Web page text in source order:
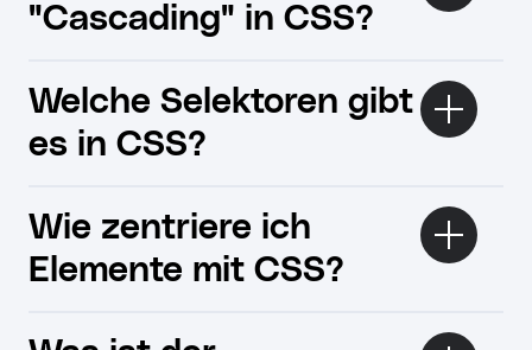
"Cascading" in CSS?
Welche Selektoren gibt
es in CSS?
Wie zentriere ich
Elemente mit CSS?